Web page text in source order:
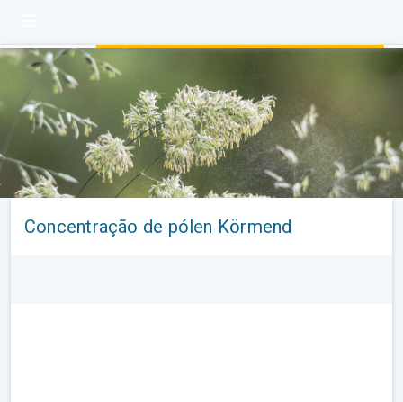
Concentração de pólen Körmend